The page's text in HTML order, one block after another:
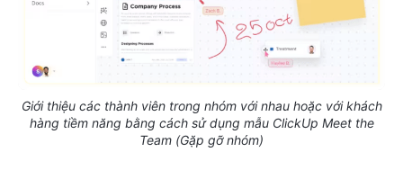
Giới thiệu các thành viên trong nhóm với nhau hoặc với khách
hàng tiềm năng bằng cách sử dụng mẫu ClickUp Meet the
Team (Gặp gỡ nhóm)